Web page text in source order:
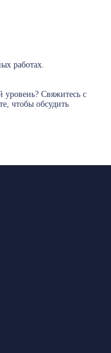
работах.
уровень? Свяжитесь с
чтобы обсудить